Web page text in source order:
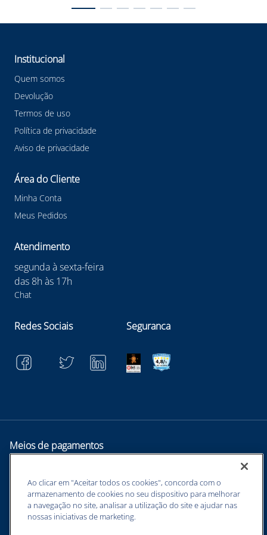
Institucional
Quem somos
Devolução
Termos de uso
Política de privacidade
Aviso de privacidade
Área do Cliente
Minha Conta
Meus Pedidos
Atendimento
segunda à sexta-feira
das 8h às 17h
Chat
Redes Sociais Seguranca
Meios de pagamentos
Ao clicar em "Aceitar todos os cookies", concorda com o
armazenamento de cookies no seu dispositivo para melhorar
a navegação no site, analisar a utilização do site e ajudar nas
nossas iniciativas de marketing.